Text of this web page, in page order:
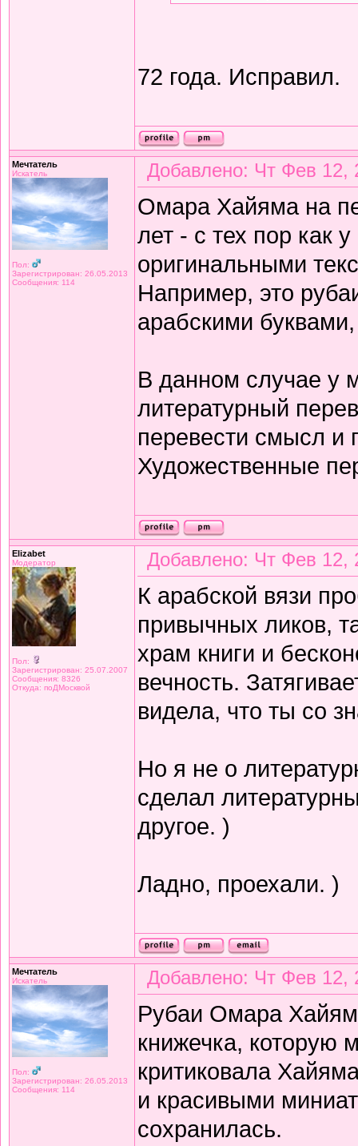
72 года. Исправил.
Мечтатель
Искатель
Пол:
Зарегистрирован: 26.05.2013
Сообщения: 114
Добавлено: Чт Фев 12,
Омара Хайяма на
лет - с тех пор как
оригинальными
Например, это
арабскими
В данном случае у
литературный
перевести смысл и
Художественные
Elizabet
Модератор
Пол:
Зарегистрирован: 25.07.2007
Сообщения: 8326
Откуда: поДМосквой
Добавлено: Чт Фев 12,
К арабской вязи
привычных ликов,
храм книги и
вечность.
видела, что ты со
Но я не о
сделал
другое. )
Ладно, проехали. )
Мечтатель
Искатель
Пол:
Зарегистрирован: 26.05.2013
Сообщения: 114
Добавлено: Чт Фев 12,
Рубаи Омара
книжечка, которую
критиковала
и красивыми
сохранилась.